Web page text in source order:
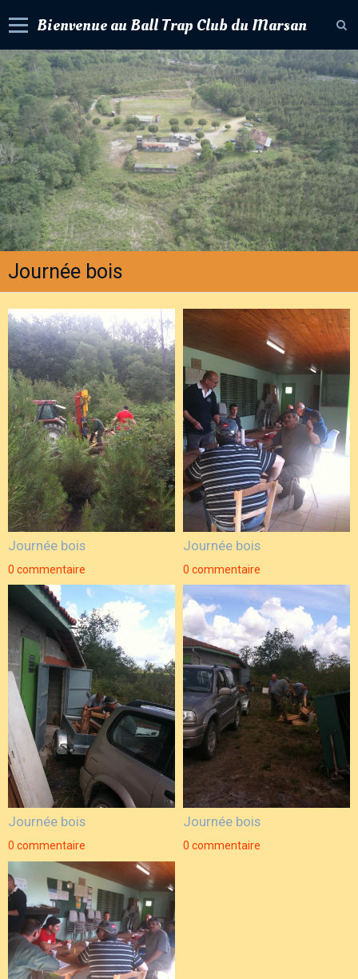
Bienvenue au Ball Trap Club du Marsan
Accueil
Livre d'or
Album photos
Contact
Agenda
Forum
Journée bois
Journée bois
0 commentaire
Journée bois
0 commentaire
Journée bois
0 commentaire
Journée bois
0 commentaire